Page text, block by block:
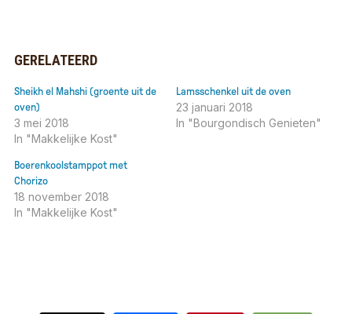
GERELATEERD
Sheikh el Mahshi (groente uit de
oven)
3 mei 2018
In "Makkelijke Kost"
Lamsschenkel uit de oven
23 januari 2018
In "Bourgondisch Genieten"
Boerenkoolstamppot met
Chorizo
18 november 2018
In "Makkelijke Kost"